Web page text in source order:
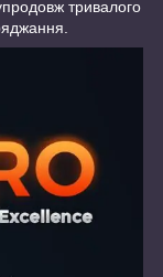
тривалого